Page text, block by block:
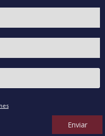
Enviar